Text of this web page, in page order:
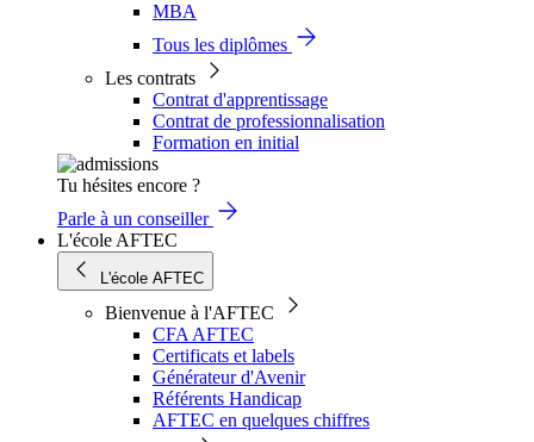
MBA
Tous les diplômes
Les contrats
Contrat d'apprentissage
Contrat de professionnalisation
Formation en initial
Tu hésites encore ?
Parle à un conseiller
L'école AFTEC
L'école AFTEC
Bienvenue à l'AFTEC
CFA AFTEC
Certificats et labels
Générateur d'Avenir
Référents Handicap
AFTEC en quelques chiffres